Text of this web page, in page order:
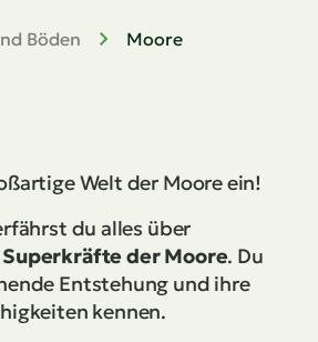
Böden Moore
Welt der Moore ein!
du alles über
der Moore. Du
Entstehung und ihre
kennen.